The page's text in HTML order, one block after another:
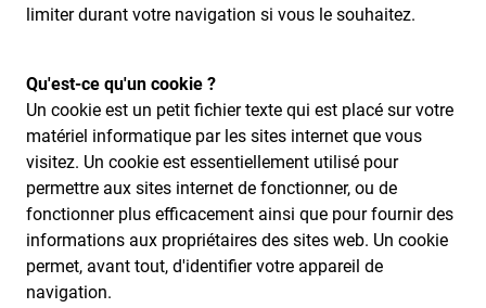
limiter durant votre navigation si vous le souhaitez.
Qu'est-ce qu'un cookie ?
Un cookie est un petit fichier texte qui est placé sur votre
matériel informatique par les sites internet que vous
visitez. Un cookie est essentiellement utilisé pour
permettre aux sites internet de fonctionner, ou de
fonctionner plus efficacement ainsi que pour fournir des
informations aux propriétaires des sites web. Un cookie
permet, avant tout, d'identifier votre appareil de
navigation.